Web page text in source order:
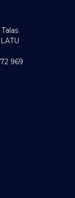
969